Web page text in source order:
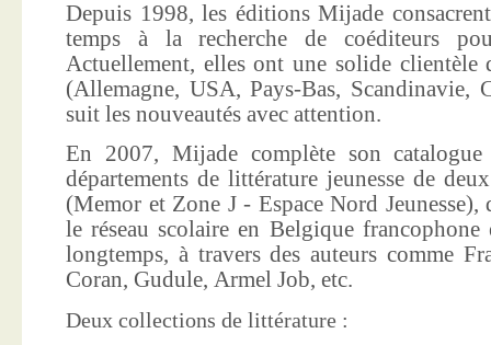
Depuis 1998, les éditions Mijade
temps à la recherche de coéditeurs
Actuellement, elles ont une solide clientèle
(Allemagne, USA, Pays-Bas, Scandinavie,
suit les nouveautés avec attention.
En 2007, Mijade complète son
départements de littérature jeunesse de
(Memor et Zone J - Espace Nord
le réseau scolaire en Belgique francophone
longtemps, à travers des auteurs comme
Coran, Gudule, Armel Job, etc.
Deux collections de littérature :